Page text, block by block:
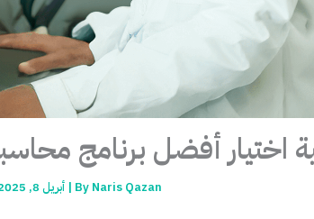
اختيار أفضل برنامج
By Naris Qazan
|أبريل 8, 2025